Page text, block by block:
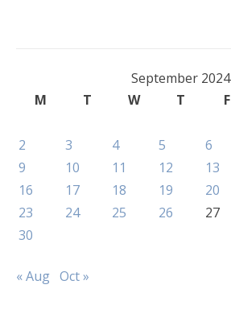
September 2024
M
T W T F
2
3 4 5 6
9
10 11 12 13
16
17 18 19 20
23
24 25 26 27
30
« Aug Oct »